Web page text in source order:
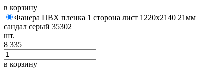
в корзину
Фанера ПВХ пленка 1 сторона лист 1220х2140 21мм
сандал серый 35302
шт.
8 335
в корзину